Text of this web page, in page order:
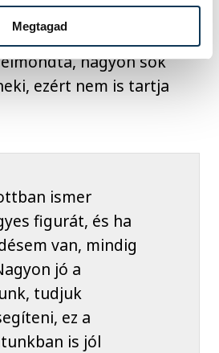
Megtagad
felemelő érzés.
nagyon sok
ezért nem is tartja
ismer
figurát, és ha
van, mindig
jó a
tudjuk
ez a
is jól